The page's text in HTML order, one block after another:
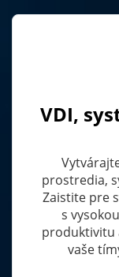
VDI,
prostredia,
Zaistite pre
s
produktivitu
vaše